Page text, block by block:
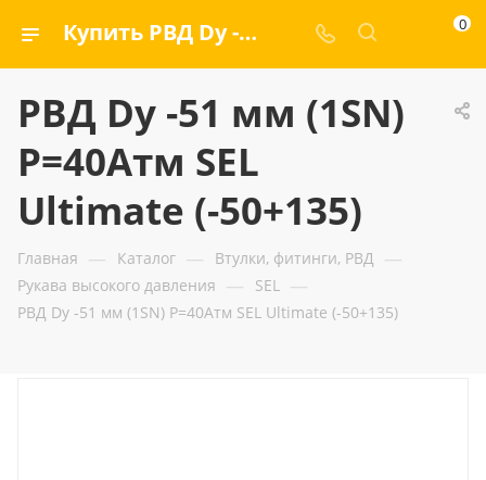
Купить РВД Dу -51 мм (1SN) Р=40Атм SEL Ultimate (-50+135) — ООО «ГИДРАМАКС» 0
РВД Dу -51 мм (1SN)
Р=40Атм SEL
Ultimate (-50+135)
Главная — Каталог — Втулки, фитинги, РВД —
Рукава высокого давления — SEL —
РВД Dу -51 мм (1SN) Р=40Атм SEL Ultimate (-50+135)